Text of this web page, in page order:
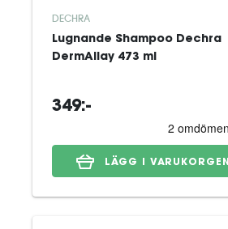
DECHRA
Lugnande Shampoo Dechra
DermAllay 473 ml
349:-
LÄGG I VARUKORGEN